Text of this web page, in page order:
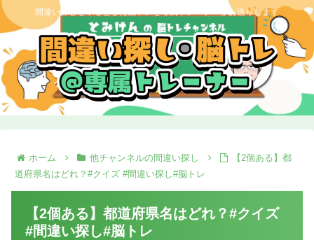
間違い探しを中心とした脳トレを専属トレーナーがお送りします
ホーム 他チャンネルの間違い探し
【2個ある】都
道府県名はどれ？#クイズ #間違い探し#脳トレ
【2個ある】都道府県名はどれ？#クイズ
#間違い探し#脳トレ